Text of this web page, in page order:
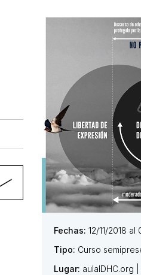
Fechas: 12/11/2018 al
Tipo: Curso
Lugar: aulaIDHC.org